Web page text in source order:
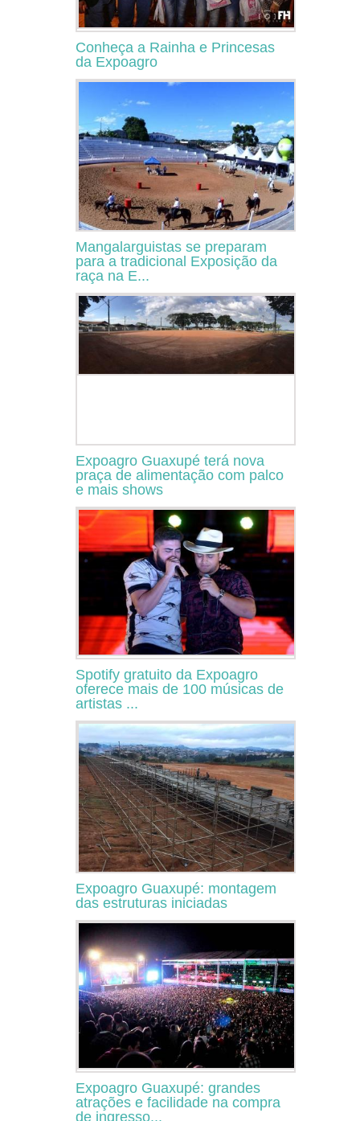
Conheça a Rainha e Princesas
da Expoagro
Mangalarguistas se preparam
para a tradicional Exposição da
raça na E...
Expoagro Guaxupé terá nova
praça de alimentação com palco
e mais shows
Spotify gratuito da Expoagro
oferece mais de 100 músicas de
artistas ...
Expoagro Guaxupé: montagem
das estruturas iniciadas
Expoagro Guaxupé: grandes
atrações e facilidade na compra
de ingresso...